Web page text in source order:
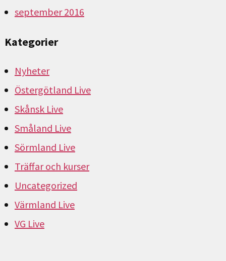
september 2016
Kategorier
Nyheter
Östergötland Live
Skånsk Live
Småland Live
Sörmland Live
Träffar och kurser
Uncategorized
Värmland Live
VG Live